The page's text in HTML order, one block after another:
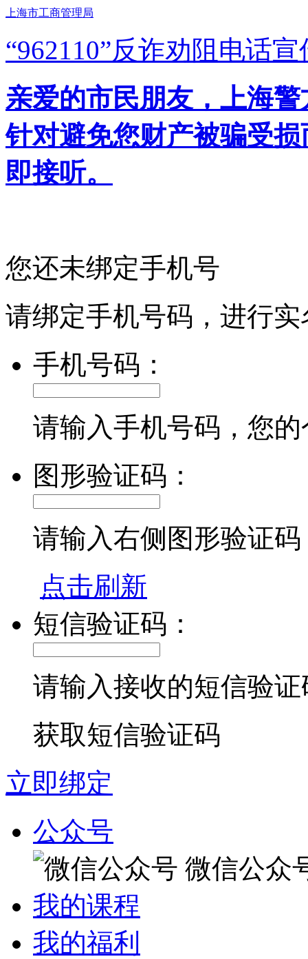
上海市工商管理局
“962110”反诈劝阻电话宣
亲爱的市民朋友，上海
针对避免您财产被骗受
即接听。
您还未绑定手机号
请绑定手机号码，进行
手机号码：
请输入手机号码，您
图形验证码：
请输入右侧图形验证码
点击刷新
短信验证码：
请输入接收的短信验证
获取短信验证码
立即绑定
公众号
微信公众
我的课程
我的福利